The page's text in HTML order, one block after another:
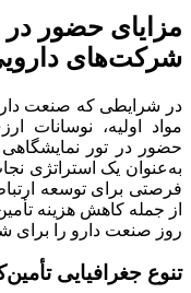
شرکت‌های
در شرایطی که صنعت
مواد اولیه، نوسانات
به‌عنوان یک استراتژی
از جمله کاهش هزینه
روز صنعت دارو را برای
تنوع جغرافیایی